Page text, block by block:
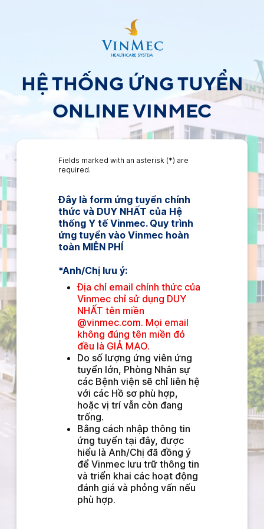
HỆ THỐNG ỨNG TUYỂN
ONLINE VINMEC
Fields marked with an asterisk (*) are
required.
Đây là form ứng tuyển chính
thức và DUY NHẤT của Hệ
thống Y tế Vinmec. Quy trình
ứng tuyển vào Vinmec hoàn
toàn MIỄN PHÍ
*Anh/Chị lưu ý:
Địa chỉ email chính thức của
Vinmec chỉ sử dụng DUY
NHẤT tên miền
@vinmec.com. Mọi email
không đúng tên miền đó
đều là GIẢ MẠO.
Do số lượng ứng viên ứng
tuyển lớn, Phòng Nhân sự
các Bệnh viện sẽ chỉ liên hệ
với các Hồ sơ phù hợp,
hoặc vị trí vẫn còn đang
trống.
Bằng cách nhập thông tin
ứng tuyển tại đây, được
hiểu là Anh/Chị đã đồng ý
để Vinmec lưu trữ thông tin
và triển khai các hoạt động
đánh giá và phỏng vấn nếu
phù hợp.